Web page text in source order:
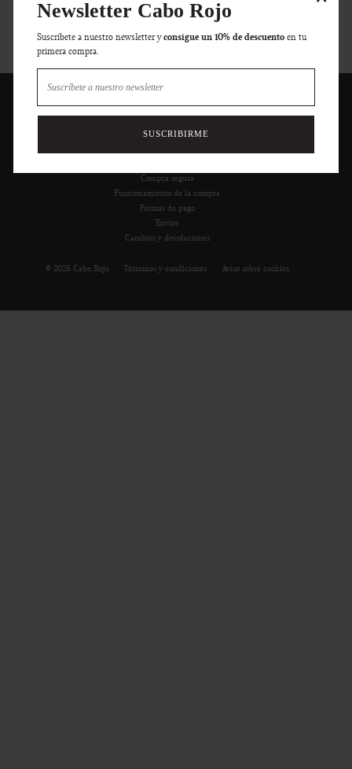
Newsletter Cabo Rojo
Suscríbete a nuestro newsletter yconsigue un 10% de descuentoen tu
primera compra.
SUSCRIBIRME
Compra segura
Funcionamiento de la compra
Formas de pago
Envíos
Cambios y devoluciones
© 2026 Cabo Rojo Términos y condiciones Aviso sobre cookies